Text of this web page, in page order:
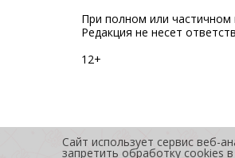
При полном или частичном
Редакция не несет
12+
Сайт использует сервис веб-
запретить обработку cookies